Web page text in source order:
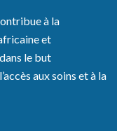
à la
et
le but
aux soins et à la